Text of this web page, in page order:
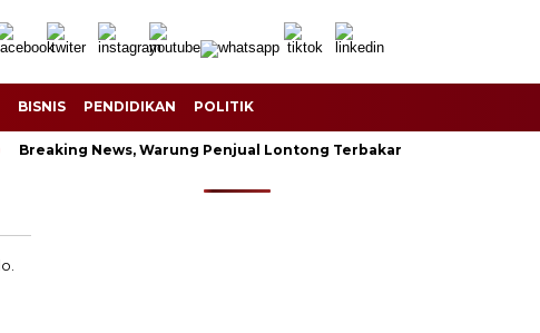
BISNIS PENDIDIKAN POLITIK
Breaking News, Warung Penjual Lontong Terbakar